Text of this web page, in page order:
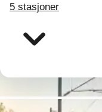
5 stasjoner